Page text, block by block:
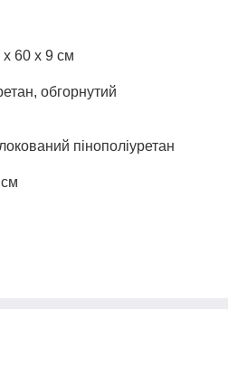
x 60 x 9 см
обгорнутий
пінополіуретан